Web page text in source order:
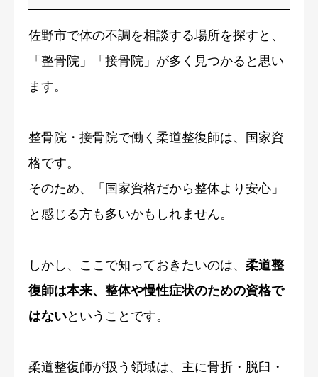
佐野市で体の不調を相談する場所を探すと、
「整骨院」「接骨院」が多く見つかると思い
ます。
整骨院・接骨院で働く柔道整復師は、国家資
格です。
そのため、「国家資格だから整体より安心」
と感じる方も多いかもしれません。
しかし、ここで知っておきたいのは、 柔道整
復師は本来、整体や慢性症状のための資格で
はないということです。
柔道整復師が扱う領域は、主に骨折・脱臼・